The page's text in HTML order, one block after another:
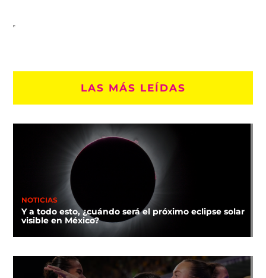
LAS MÁS LEÍDAS
NOTICIAS
Y a todo esto, ¿cuándo será el próximo eclipse solar
visible en México?